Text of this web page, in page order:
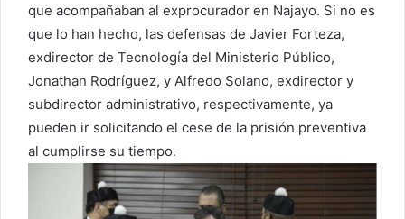
que acompañaban al exprocurador en Najayo. Si no es
que lo han hecho, las defensas de Javier Forteza,
exdirector de Tecnología del Ministerio Público,
Jonathan Rodríguez, y Alfredo Solano, exdirector y
subdirector administrativo, respectivamente, ya
pueden ir solicitando el cese de la prisión preventiva
al cumplirse su tiempo.